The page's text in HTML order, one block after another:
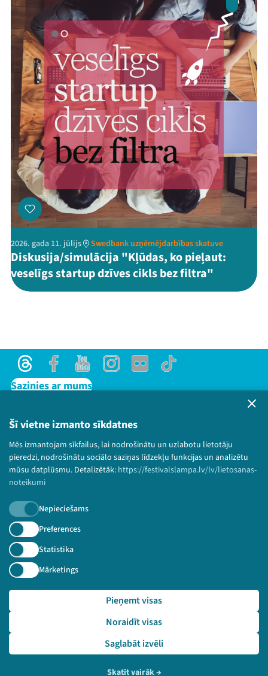
Šī vietne izmanto sīkdatnes
Mēs izmantojam sīkfailus, lai nodrošinātu un uzlabotu lietotāju
pieredzi, nodrošinātu sociālo saziņas līdzekļu funkcijas un analizētu
mūsu datplūsmu. Detalizētāk: https://festivalslampa.lv/lv/lietosanas-
noteikumi
Nepieciešams
Preferences
Statistika
Mārketings
Saglabāt izvēli
Noraidīt visas
Pieņemt visas
Skatīt vairāk→
2026. gada 11. jūlijs Swedbank uzņēmējdarbības skatuve
Diskusija/simulācija "Kļūdas, ko pieļaut:
veselīgs startup dzīves cikls bez filtra"
ThreadsFacebookYoutubeInstagram
Flick TikTok
Sazinies ar mums
Lietošanas noteikumi un sīkdatņu politika
Bērnu aizsardzības politika
© 2026 Sarunu festivāls LAMPA Visas tiesības
paturētas.
Piesakies jaunumiem!
Nepalaid garām aktuālāko informāciju!
Pieteikties